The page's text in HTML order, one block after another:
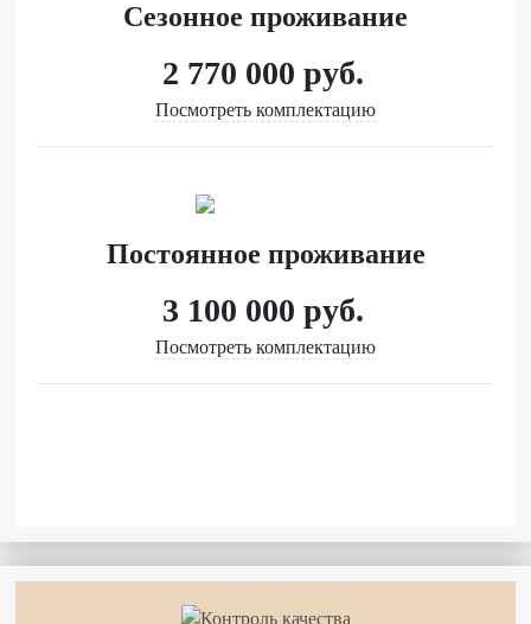
Сезонное проживание
2 770 000 руб.
Посмотреть комплектацию
Постоянное проживание
3 100 000 руб.
Посмотреть комплектацию